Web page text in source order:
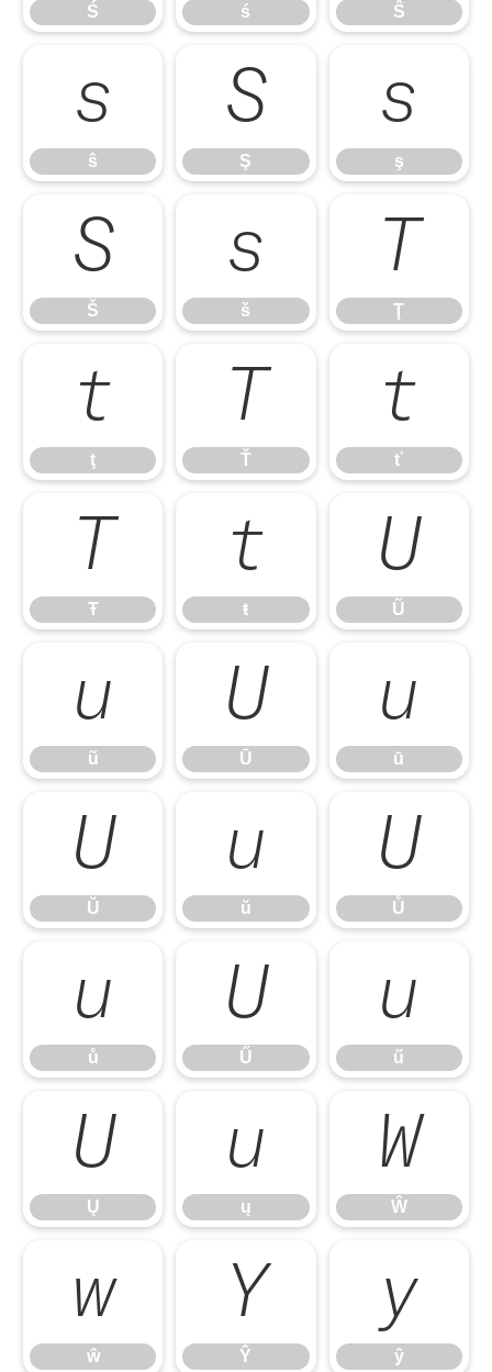
Ś ś Ŝ
ŝ
ŝ
Ş
Ş
ş
ş
Š
Š
š
š
Ţ
Ţ
ţ
ţ
Ť
Ť
ť
ť
Ŧ
Ŧ
ŧ
ŧ
Ũ
Ũ
ũ
ũ
Ū
Ū
ū
ū
Ŭ
Ŭ
ŭ
ŭ
Ů
Ů
ů
ů
Ű
Ű
ű
ű
Ų
Ų
ų
ų
Ŵ
Ŵ
ŵ
ŵ
Ŷ
Ŷ
ŷ
ŷ